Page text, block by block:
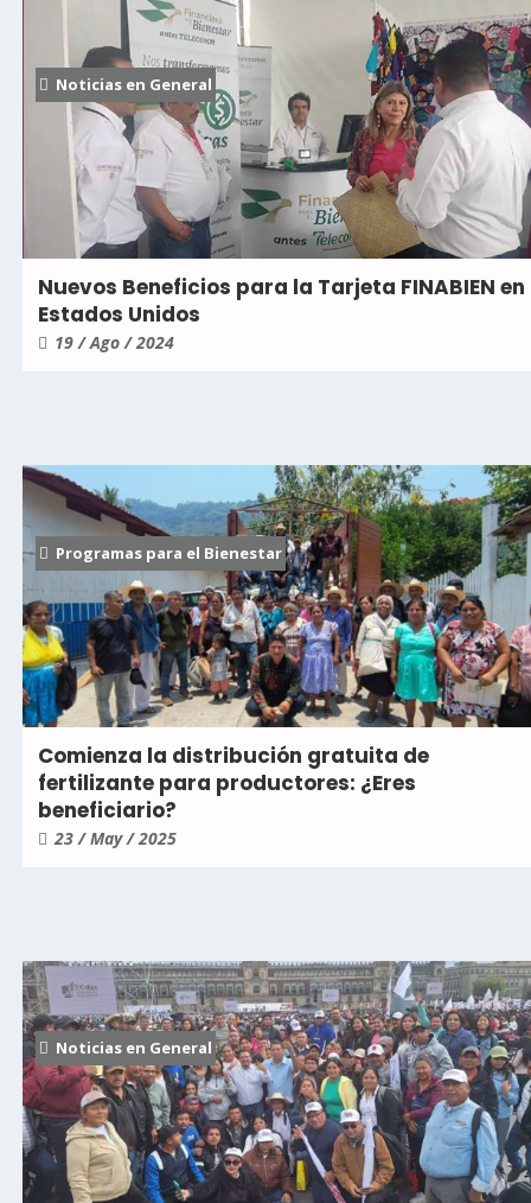
Noticias en General
Nuevos Beneficios para la Tarjeta FINABIEN en
Estados Unidos
19 / Ago / 2024
Programas para el Bienestar
Comienza la distribución gratuita de
fertilizante para productores: ¿Eres
beneficiario?
23 / May / 2025
Noticias en General